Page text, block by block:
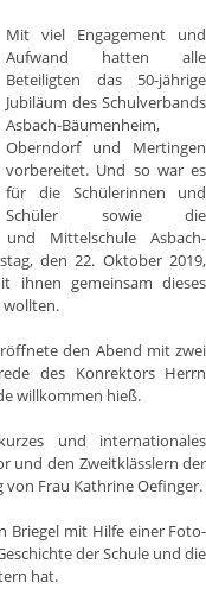
Mit viel Engagement und
Aufwand hatten alle
Beteiligten das 50-jährige
Jubiläum des Schulverbands
Asbach-Bäumenheim,
Oberndorf und Mertingen
vorbereitet. Und so war es
für die Schülerinnen und
Schüler sowie die
Mittelschule Asbach-
den 22. Oktober 2019,
ihnen gemeinsam dieses
wollten.
den Abend mit zwei
des Konrektors Herrn
willkommen hieß.
und internationales
und den Zweitklässlern der
Frau Kathrine Oefinger.
Briegel mit Hilfe einer Foto-
der Schule und die
hat.